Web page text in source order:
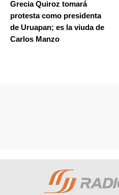
Grecia Quiroz tomará
protesta como presidenta
de Uruapan; es la viuda de
Carlos Manzo